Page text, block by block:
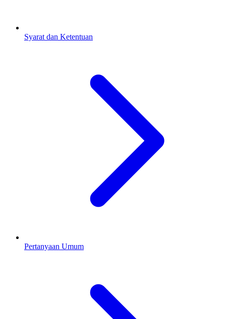
Syarat dan Ketentuan
Pertanyaan Umum